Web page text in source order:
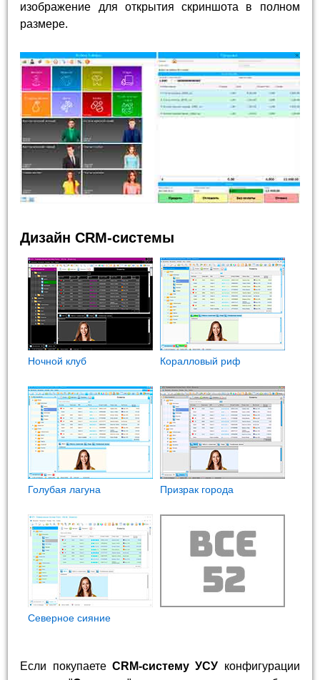
изображение для открытия скриншота в полном
размере.
Дизайн CRM-системы
Ночной клуб Коралловый риф
Голубая лагуна Призрак города
Северное сияние
Если покупаете CRM-систему УСУ конфигурации